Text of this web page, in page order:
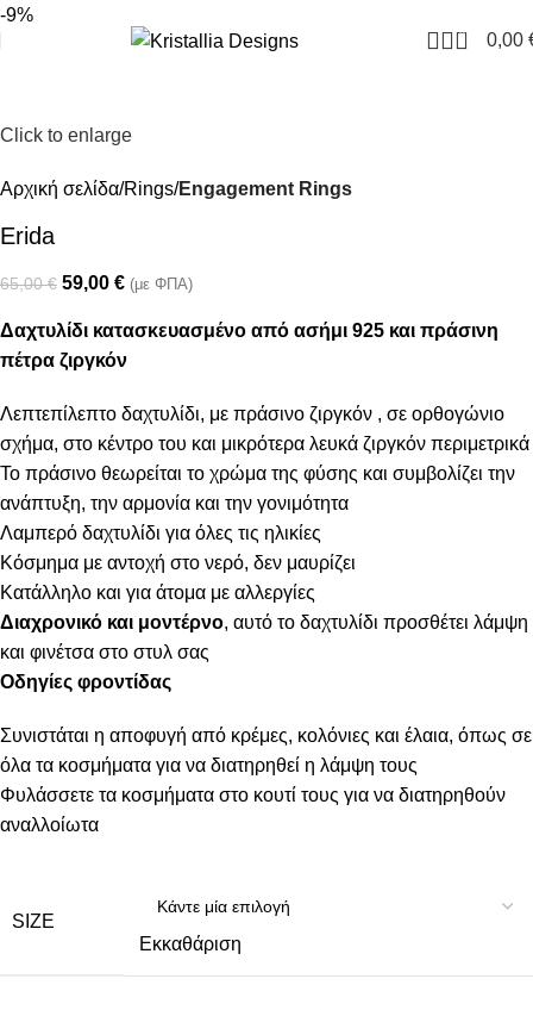
0 0,00
-9%
Click to enlarge
Αρχική σελίδα Rings Engagement Rings
Erida
65,00€ 59,00 € (με ΦΠΑ)
Δαχτυλίδι κατασκευασμένο από ασήμι 925 και πράσινη
πέτρα ζιργκόν
Λεπτεπίλεπτο δαχτυλίδι, με πράσινο ζιργκόν , σε ορθογώνιο
σχήμα, στο κέντρο του και μικρότερα λευκά ζιργκόν περιμετρικά
Το πράσινο θεωρείται το χρώμα της φύσης και συμβολίζει την
ανάπτυξη, την αρμονία και την γονιμότητα
Λαμπερό δαχτυλίδι για όλες τις ηλικίες
Κόσμημα με αντοχή στο νερό, δεν μαυρίζει
Κατάλληλο και για άτομα με αλλεργίες
Διαχρονικό και μοντέρνο, αυτό το δαχτυλίδι προσθέτει λάμψη
και φινέτσα στο στυλ σας
Οδηγίες φροντίδας
Συνιστάται η αποφυγή από κρέμες, κολόνιες και έλαια, όπως σε
όλα τα κοσμήματα για να διατηρηθεί η λάμψη τους
Φυλάσσετε τα κοσμήματα στο κουτί τους για να διατηρηθούν
αναλλοίωτα
SIZE
Εκκαθάριση